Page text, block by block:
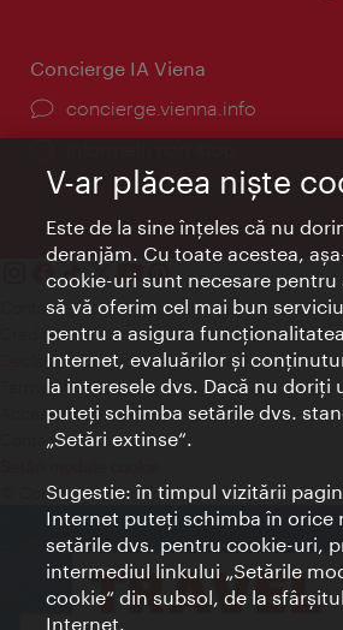
Concierge IA Viena
concierge.vienna.info
Contact
Credits
Declaraţie privind protecţia datelor
Terms of Use
Accesibilitate
Contact presa
© Copyright Wien Tourismus
V-ar plăcea nişte
Este de la sine înţeles că nu
deranjăm. Cu toate acestea,
cookie-uri sunt necesare pentru
să vă oferim cel mai bun
pentru a asigura
Internet, evaluărilor şi
la interesele dvs. Dacă nu doriţi
puteţi schimba setările dvs.
„Setări extinse“.
Sugestie: în timpul vizitării
Internet puteţi schimba în orice
setările dvs. pentru cookie-uri,
intermediul linkului „Setările
cookie“ din subsol, de la
Internet.